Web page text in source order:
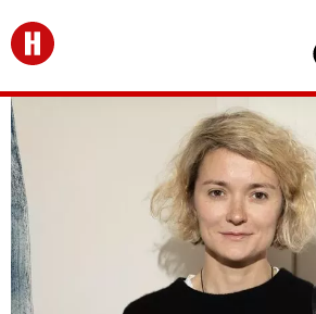
Перейти на главную